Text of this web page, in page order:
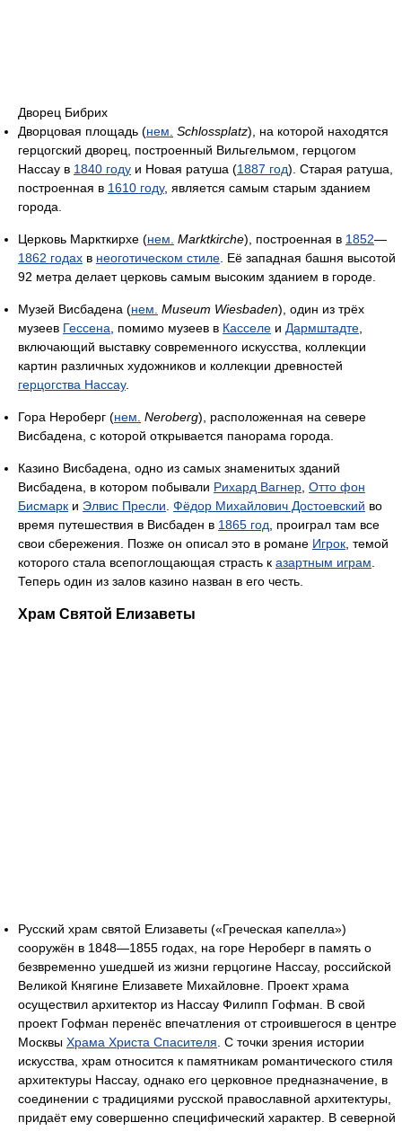
Дворец Бибрих
Дворцовая площадь (нем. Schlossplatz), на которой находятся
герцогский дворец, построенный Вильгельмом, герцогом
Нассау в 1840 году и Новая ратуша (1887 год). Старая ратуша,
построенная в 1610 году, является самым старым зданием
города.
Церковь Маркткирхе (нем. Marktkirche), построенная в 1852—
1862 годах в неоготическом стиле . Её западная башня высотой
92 метра делает церковь самым высоким зданием в городе.
Музей Висбадена (нем. Museum Wiesbaden), один из трёх
музеев Гессена , помимо музеев в Касселе и Дармштадте
включающий выставку современного искусства, коллекции
картин различных художников и коллекции древностей
герцогства Нассау.
Гора Нероберг (нем. Neroberg), расположенная на севере
Висбадена, с которой открывается панорама города.
Казино Висбадена, одно из самых знаменитых зданий
Висбадена, в котором побывали Рихард Вагнер Отто фон
Бисмарк и Элвис Пресли Фёдор Михайлович Достоевский во
время путешествия в Висбаден в 1865 год , проиграл там все
свои сбережения. Позже он описал это в романе Игрок , темой
которого стала всепоглощающая страсть к азартным играм
Теперь один из залов казино назван в его честь.
Храм Святой Елизаветы
Русский храм святой Елизаветы («Греческая капелла»)
сооружён в 1848—1855 годах, на горе Нероберг в память о
безвременно ушедшей из жизни герцогине Нассау, российской
Великой Княгине Елизавете Михайловне. Проект храма
осуществил архитектор из Нассау Филипп Гофман. В свой
проект Гофман перенёс впечатления от строившегося в центре
Москвы Храма Христа Спасителя . С точки зрения истории
искусства, храм относится к памятникам романтического стиля
архитектуры Нассау, однако его церковное предназначение, в
соединении с традициями русской православной архитектуры,
придаёт ему совершенно специфический характер. В северной